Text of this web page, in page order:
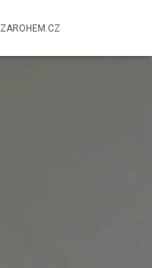
ZAROHEM.CZ